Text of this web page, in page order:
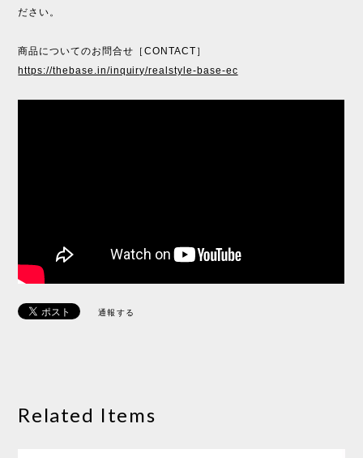
ださい。
商品についてのお問合せ［CONTACT］
https://thebase.in/inquiry/realstyle-base-ec
通報する
Related Items